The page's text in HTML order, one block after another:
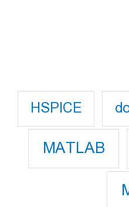
HSPICE
MATLAB